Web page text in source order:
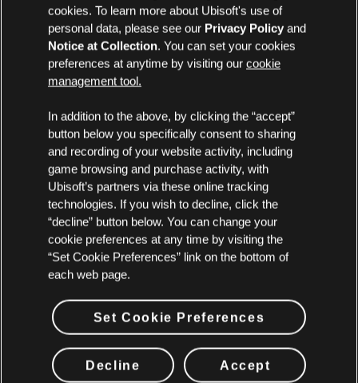
cookies. To learn more about Ubisoft's use of
personal data, please see our Privacy Policy and
Notice at Collection. You can set your cookies
preferences at anytime by visiting our cookie
management tool.
In addition to the above, by clicking the “accept”
button below you specifically consent to sharing
and recording of your website activity, including
game browsing and purchase activity, with
Ubisoft’s partners via these online tracking
technologies. If you wish to decline, click the
“decline” button below. You can change your
cookie preferences at any time by visiting the
“Set Cookie Preferences” link on the bottom of
each web page.
Set Cookie Preferences
Decline Accept